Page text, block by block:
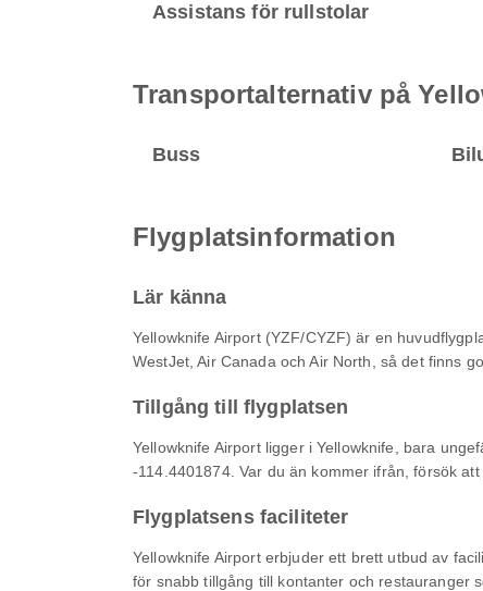
Assistans för rullstolar
Transportalternativ på
Buss
Flygplatsinformation
Lär känna
Yellowknife Airport (YZF/CYZF) är en
WestJet, Air Canada och Air North, så det finns
Tillgång till flygplatsen
Yellowknife Airport ligger i Yellowknife, bara
-114.4401874. Var du än kommer ifrån, försök
Flygplatsens faciliteter
Yellowknife Airport erbjuder ett brett utbud av
för snabb tillgång till kontanter och restauranger